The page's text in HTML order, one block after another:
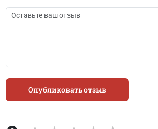
Опубликовать отзыв